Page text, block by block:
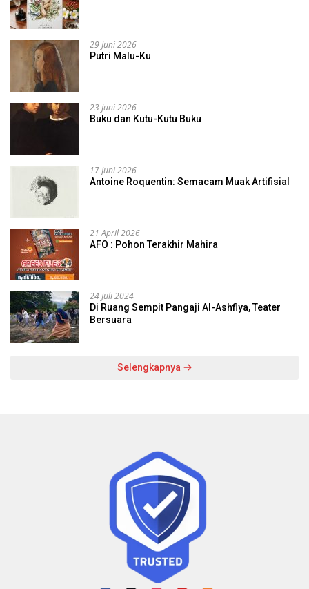
29 Juni 2026
Putri Malu-Ku
23 Juni 2026
Buku dan Kutu-Kutu Buku
17 Juni 2026
Antoine Roquentin: Semacam Muak Artifisial
21 April 2026
AFO : Pohon Terakhir Mahira
24 Juli 2024
Di Ruang Sempit Pangaji Al-Ashfiya, Teater
Bersuara
Selengkapnya